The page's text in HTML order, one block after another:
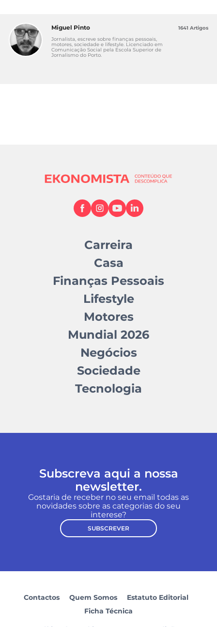
Miguel Pinto
Jornalista, escreve sobre finanças pessoais,
motores, sociedade e lifestyle. Licenciado em
Comunicação Social pela Escola Superior de
Jornalismo do Porto.
1641 Artigos
Carreira
Casa
Finanças Pessoais
Lifestyle
Motores
Mundial 2026
Negócios
Sociedade
Tecnologia
Subscreva aqui a nossa
newsletter.
Gostaria de receber no seu email todas as
novidades sobre as categorias do seu
interese?
SUBSCREVER
Contactos Quem Somos
Estatuto Editorial
Ficha Técnica